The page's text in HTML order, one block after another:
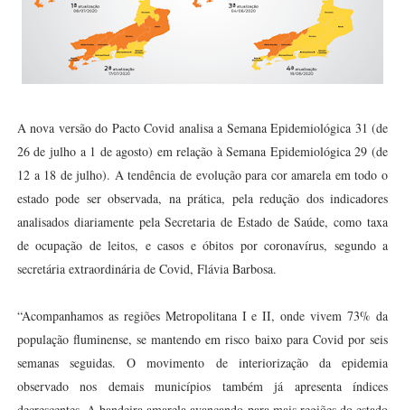
A nova versão do Pacto Covid analisa a Semana Epidemiológica 31 (de
26 de julho a 1 de agosto) em relação à Semana Epidemiológica 29 (de
12 a 18 de julho). A tendência de evolução para cor amarela em todo o
estado pode ser observada, na prática, pela redução dos indicadores
analisados diariamente pela Secretaria de Estado de Saúde, como taxa
de ocupação de leitos, e casos e óbitos por coronavírus, segundo a
secretária extraordinária de Covid, Flávia Barbosa.
“Acompanhamos as regiões Metropolitana I e II, onde vivem 73% da
população fluminense, se mantendo em risco baixo para Covid por seis
semanas seguidas. O movimento de interiorização da epidemia
observado nos demais municípios também já apresenta índices